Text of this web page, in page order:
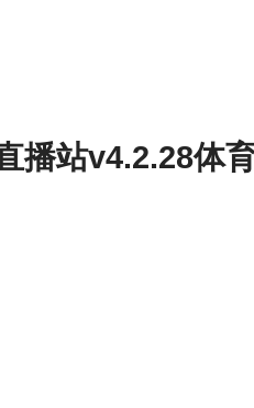
播站v4.2.28体